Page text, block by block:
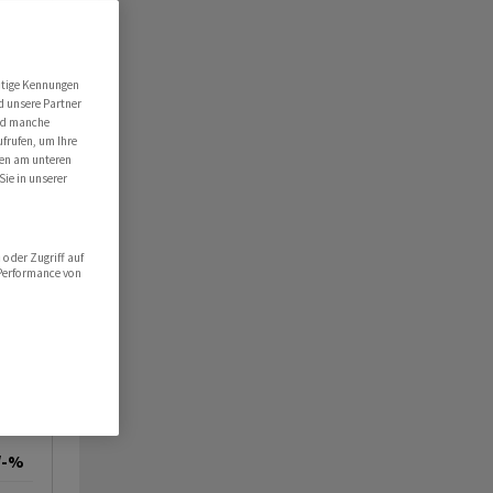
%
Kennungen
unsere Partner
manche
um Ihre
am unteren
in unserer
oder Zugriff auf
von